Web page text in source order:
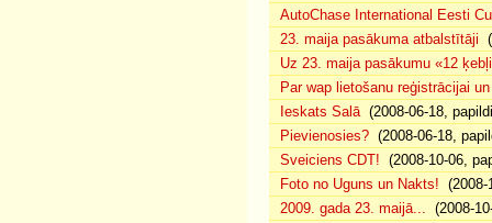
AutoChase International Eesti
23. maija pasākuma atbalstītāji
Uz 23. maija pasākumu «12
Par wap lietošanu reģistrācijai
Ieskats Salā(2008-06-18,
Pievienosies? (2008-06-18,
Sveiciens CDT! (2008-10-06,
Foto no Uguns un Nakts! (2008-
2009. gada 23. maijā... (2008-